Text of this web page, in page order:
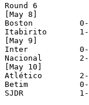
Round 6
[May 8]
Boston		0-3	Athletic
Itabirito	1-0	Minas
[May 9]
Inter		0-1	cruzeiro
Nacional	2-2	Social
[May 10]
Atlético	2-0	América		[in Belo Horizonte]
Betim		0-0	Vila Real
SJDR		1-1	Uberabinha